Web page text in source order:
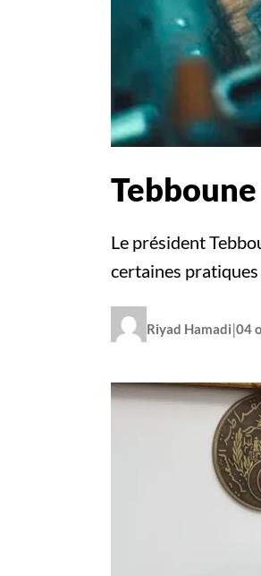
Le président
certaines
Riyad Hamadi|04